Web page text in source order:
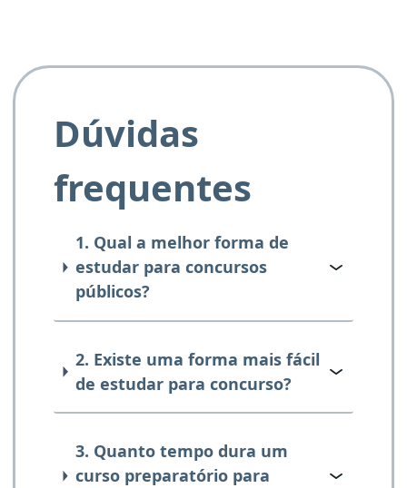
Dúvidas
frequentes
1. Qual a melhor forma de
estudar para concursos
públicos?
2. Existe uma forma mais fácil
de estudar para concurso?
3. Quanto tempo dura um
curso preparatório para